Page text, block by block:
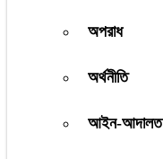
অপরাধ
অর্থনীতি
আইন-আদালত